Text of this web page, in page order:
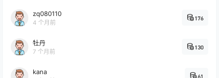
zq080110
4 个月前
176
牡丹
7 个月前
130
kana
61